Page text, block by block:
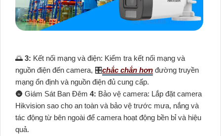
🌅 3: Kết nối mạng và điện: Kiểm tra kết nối mạng và
nguồn điện đến camera, 🎛chắc chắn hơn đường truyền
mạng ổn định và nguồn điện đủ cung cấp.
🌚 Giám Sát Ban Đêm 4: Bảo vệ camera: Lắp đặt camera
Hikvision sao cho an toàn và bảo vệ trước mưa, nắng và
tác động từ bên ngoài để camera hoạt động bền bỉ và hiệu
quả.